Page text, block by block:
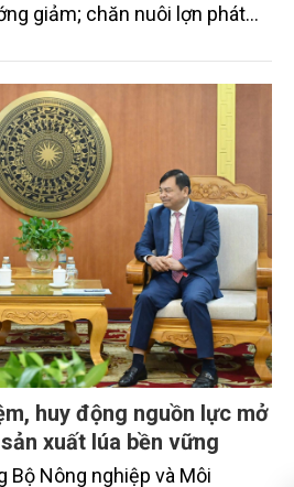
giảm; chăn nuôi lợn phát
trồng mới và sản lượng
huy động nguồn lực mở
xuất lúa bền vững
Bộ Nông nghiệp và Môi